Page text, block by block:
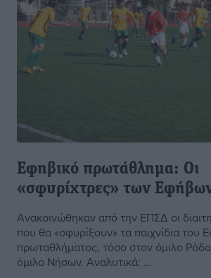
Εφηβικό πρωτάθλημα: Οι
«σφυρίχτρες» των
Ανακοινώθηκαν από την ΕΠΣΔ οι
που θα «σφυρίξουν» τα παιχνίδια του
πρωταθλήματος, τόσο στον όμιλο
όμιλο Νήσων. Αναλυτικά: ...